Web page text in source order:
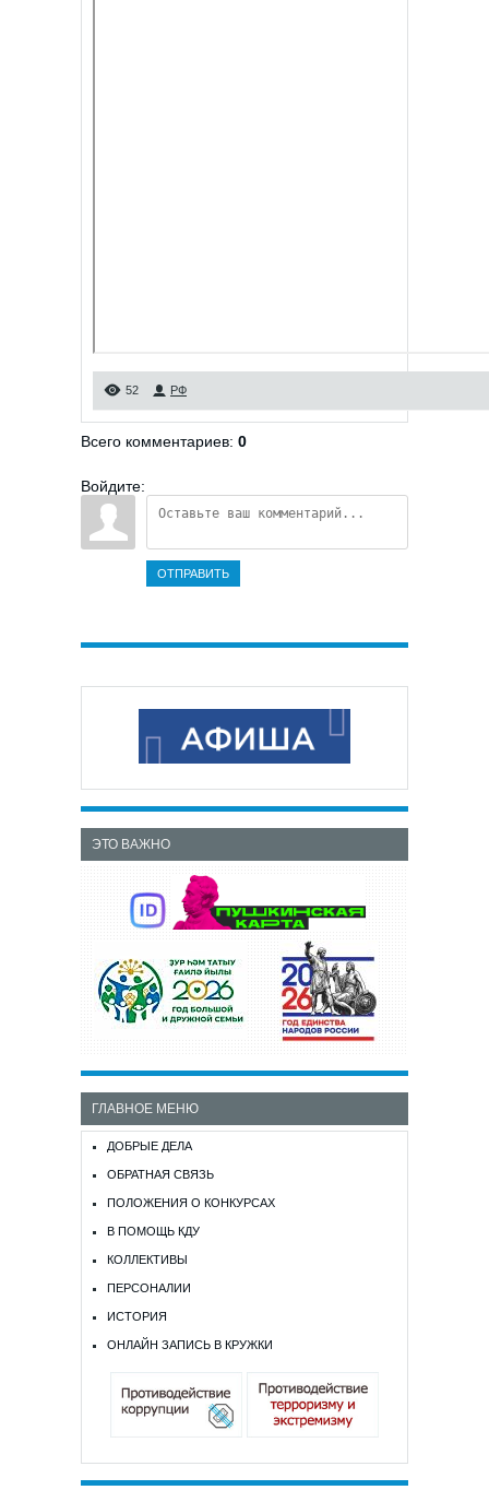
52 РФ
Всего комментариев: 0
Войдите:
ОТПРАВИТЬ
ЭТО ВАЖНО
ГЛАВНОЕ МЕНЮ
ДОБРЫЕ ДЕЛА
ОБРАТНАЯ СВЯЗЬ
ПОЛОЖЕНИЯ О КОНКУРСАХ
В ПОМОЩЬ КДУ
КОЛЛЕКТИВЫ
ПЕРСОНАЛИИ
ИСТОРИЯ
ОНЛАЙН ЗАПИСЬ В КРУЖКИ